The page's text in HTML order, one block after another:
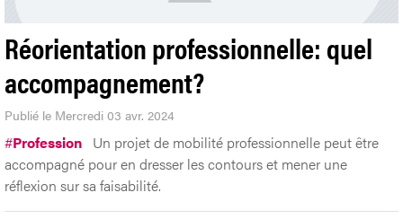
Réorientation professionnelle: quel
accompagnement?
Publié le Mercredi 03 avr. 2024
#Profession Un projet de mobilité professionnelle peut être
accompagné pour en dresser les contours et mener une
réflexion sur sa faisabilité.